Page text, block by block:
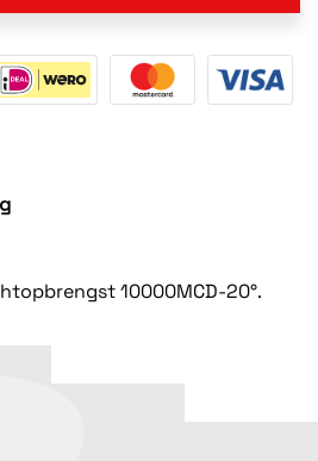
10000MCD-20°.